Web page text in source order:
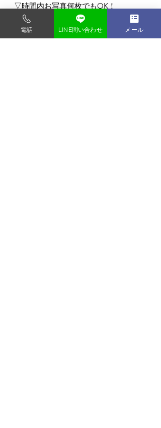
▽時間内お写真何枚でもOK！
▽全データお渡し無料！
ロケーション撮影/企業様向けビジネス
ポートレート/商品撮影 なんでもOK！
電話 LINE問い合わせ メール